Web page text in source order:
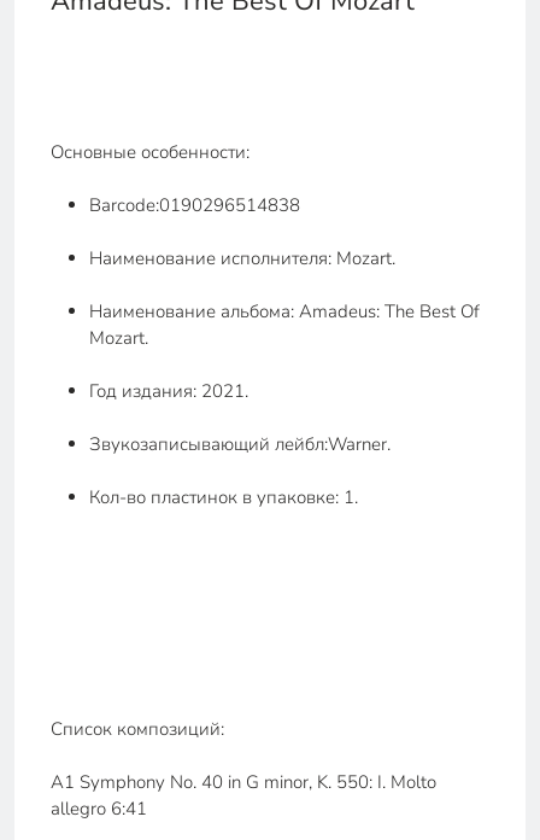
Основные особенности:
Barcode:0190296514838
Наименование исполнителя: Mozart.
Наименование альбома: Amadeus: The Best Of
Mozart.
Год издания: 2021.
Звукозаписывающий лейбл:Warner.
Кол-во пластинок в упаковке: 1.
Список композиций:
A1 Symphony No. 40 in G minor, K. 550: I. Molto
allegro 6:41